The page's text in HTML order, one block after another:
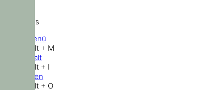
Shortcuts
Hauptmenü
Shift + Alt + M
Zum Inhalt
Shift + Alt + I
Nach oben
Shift + Alt + O